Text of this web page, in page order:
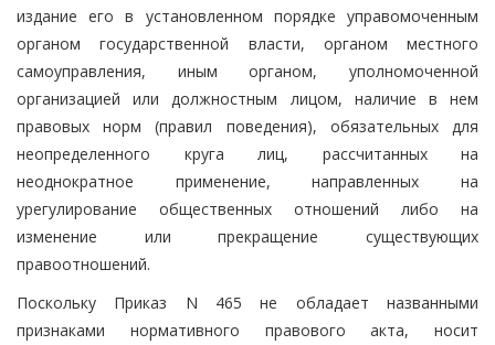
издание его в установленном порядке управомоченным
органом государственной власти, органом местного
самоуправления, иным органом, уполномоченной
организацией или должностным лицом, наличие в нем
правовых норм (правил поведения), обязательных для
неопределенного круга лиц, рассчитанных на
неоднократное применение, направленных на
урегулирование общественных отношений либо на
изменение или прекращение существующих
правоотношений.
Поскольку Приказ N 465 не обладает названными
признаками нормативного правового акта, носит